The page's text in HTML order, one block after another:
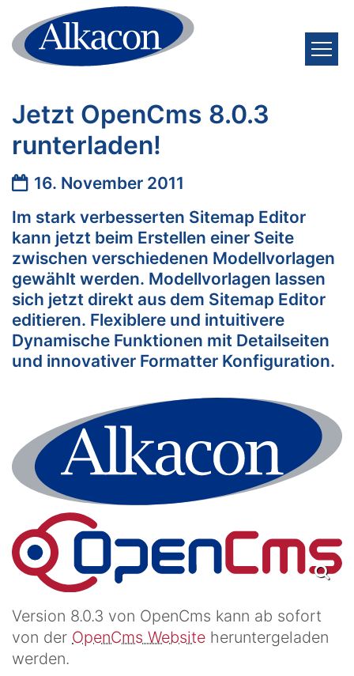
Zum Inhalt springen
Jetzt OpenCms 8.0.3
runterladen!
Datum:
16. November 2011
Im stark verbesserten Sitemap Editor
kann jetzt beim Erstellen einer Seite
zwischen verschiedenen Modellvorlagen
gewählt werden. Modellvorlagen lassen
sich jetzt direkt aus dem Sitemap Editor
editieren. Flexiblere und intuitivere
Dynamische Funktionen mit Detailseiten
und innovativer Formatter Konfiguration.
Version 8.0.3 von OpenCms kann ab sofort
von der OpenCms Website heruntergeladen
werden.